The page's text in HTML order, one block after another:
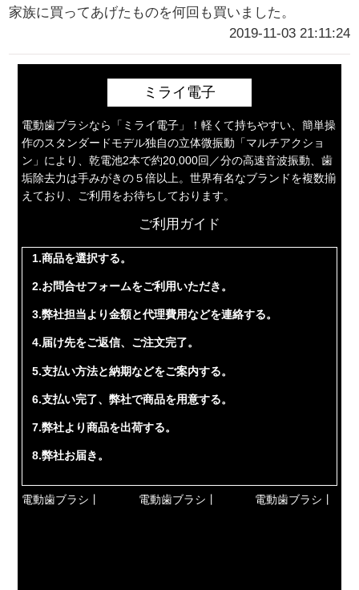
家族に買ってあげたものを何回も買いました。
2019-11-03 21:11:24
ミライ電子
電動歯ブラシなら「ミライ電子」！軽くて持ちやすい、簡単操
作のスタンダードモデル独自の立体微振動「マルチアクショ
ン」により、乾電池2本で約20,000回／分の高速音波振動、歯
垢除去力は手みがきの５倍以上。世界有名なブランドを複数揃
えており、ご利用をお待ちしております。
ご利用ガイド
1.商品を選択する。
2.お問合せフォームをご利用いただき。
3.弊社担当より金額と代理費用などを連絡する。
4.届け先をご返信、ご注文完了。
5.支払い方法と納期などをご案内する。
6.支払い完了、弊社で商品を用意する。
7.弊社より商品を出荷する。
8.弊社お届き。
電動歯ブラシ丨 電動歯ブラシ丨 電動歯ブラシ丨